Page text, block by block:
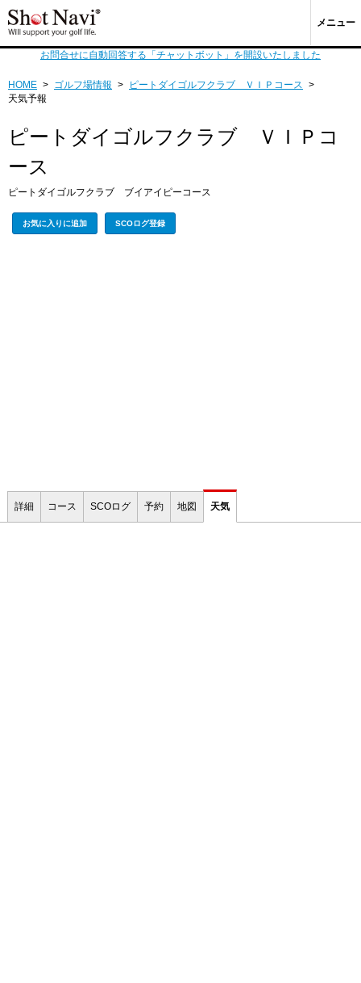
メニュー
お問合せに自動回答する「チャットボット」を開設いたしました
HOME > ゴルフ場情報 > ピートダイゴルフクラブ ＶＩＰコース
>
天気予報
ピートダイゴルフクラブ ＶＩＰコ
ース
ピートダイゴルフクラブ ブイアイピーコース
お気に入りに追加 SCOログ登録
詳細 コース SCOログ 予約 地図 天気